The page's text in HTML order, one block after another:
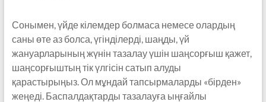
Сонымен, үйде кілемдер болмаса немесе олардың
саны өте аз болса, үгінділерді, шаңды, үй
жануарларының жүнін тазалау үшін шаңсорғыш қажет,
шаңсорғыштың тік үлгісін сатып алуды
қарастырыңыз. Ол мұндай тапсырмаларды «бірден»
жеңеді. Баспалдақтарды тазалауға ыңғайлы